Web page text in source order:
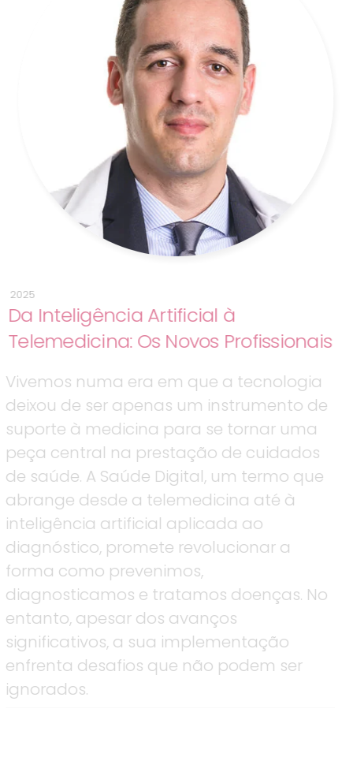
2025
Da Inteligência Artificial à
Telemedicina: Os Novos Profissionais
Vivemos numa era em que a tecnologia
deixou de ser apenas um instrumento de
suporte à medicina para se tornar uma
peça central na prestação de cuidados
de saúde. A Saúde Digital, um termo que
abrange desde a telemedicina até à
inteligência artificial aplicada ao
diagnóstico, promete revolucionar a
forma como prevenimos,
diagnosticamos e tratamos doenças. No
entanto, apesar dos avanços
significativos, a sua implementação
enfrenta desafios que não podem ser
ignorados.